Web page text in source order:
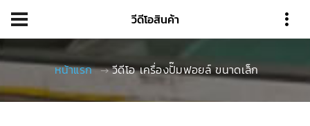
วีดีโอสินค้า
หน้าแรก วีดีโอ เครื่องปั๊มฟอยล์ ขนาดเล็ก